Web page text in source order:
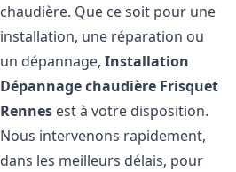
chaudière. Que ce soit pour une
installation, une réparation ou
un dépannage,Installation
Dépannage chaudière Frisquet
Rennes est à votre disposition.
Nous intervenons rapidement,
dans les meilleurs délais, pour